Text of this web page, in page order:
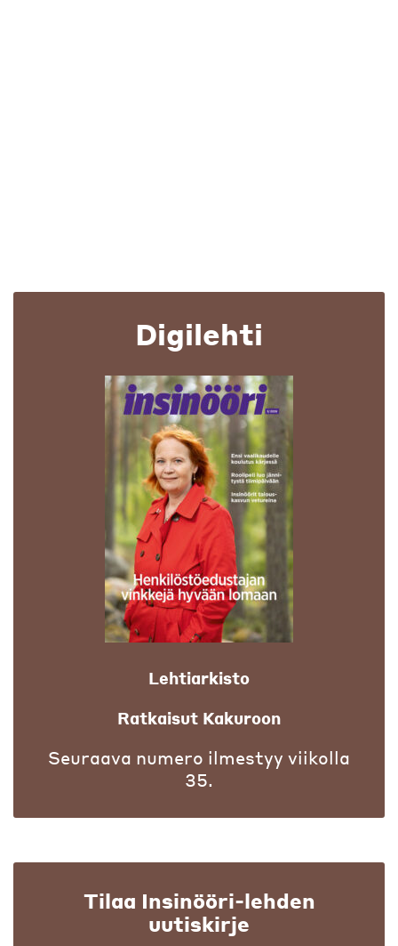
Digilehti
Lehtiarkisto
Ratkaisut Kakuroon
Seuraava numero ilmestyy viikolla
35.
Tilaa Insinööri-lehden
uutiskirje